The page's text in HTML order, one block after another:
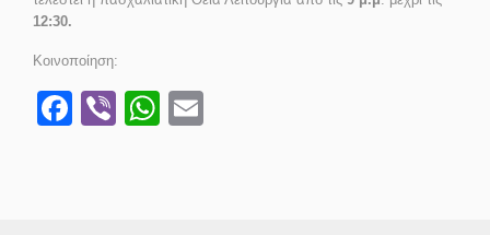
12:30.
Κοινοποίηση:
Facebook
ViberWhatsApp